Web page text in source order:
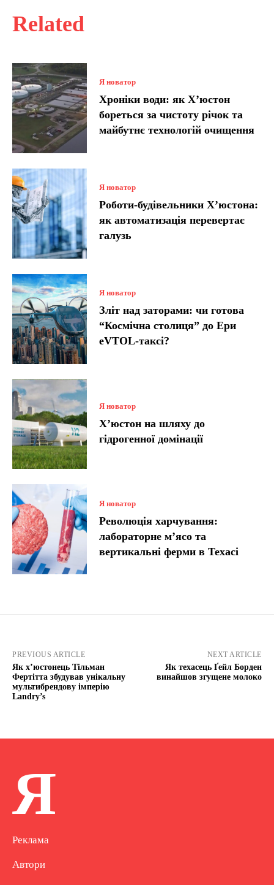
Related
Я новатор
Хроніки води: як Х’юстон
бореться за чистоту річок та
майбутнє технологій очищення
Я новатор
Роботи-будівельники Х’юстона:
як автоматизація перевертає
галузь
Я новатор
Зліт над заторами: чи готова
“Космічна столиця” до Ери
eVTOL-таксі?
Я новатор
Х’юстон на шляху до
гідрогенної домінації
Я новатор
Революція харчування:
лабораторне м’ясо та
вертикальні ферми в Техасі
PREVIOUS ARTICLE
Як х’юстонець Тільман
Фертітта збудував унікальну
мультибрендову імперію
Landry’s
NEXT ARTICLE
Як техасець Ґейл Борден
винайшов згущене молоко
Я
Реклама
Автори